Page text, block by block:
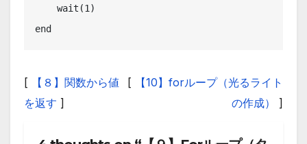
end
[
【８】関数から値
を返す ]
[
【10】forループ（光るライト
の作成）
]